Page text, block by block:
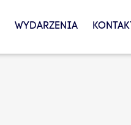
WYDARZENIA KONTAKT